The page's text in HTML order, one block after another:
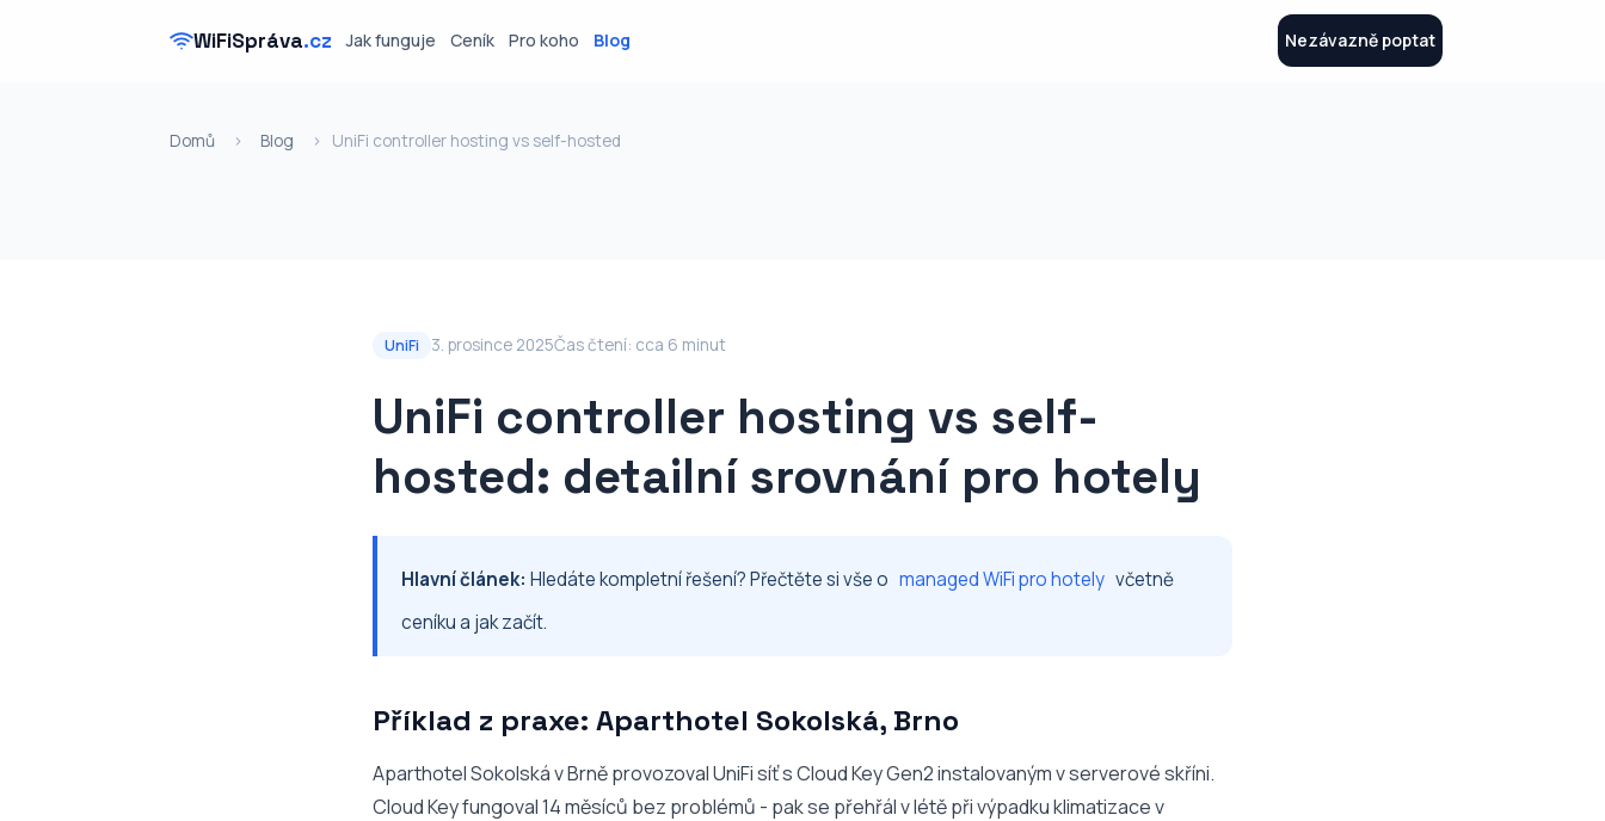
WiFiSpráva.cz Jak funguje Ceník Pro koho Blog Nezávazně poptat
Domů › Blog › UniFi controller hosting vs self-hosted
UniFi 3. prosince 2025Čas čtení: cca 6 minut
UniFi controller hosting vs self-
hosted: detailní srovnání pro hotely
Hlavní článek: Hledáte kompletní řešení? Přečtěte si vše o managed WiFi pro hotely včetně
ceníku a jak začít.
Příklad z praxe: Aparthotel Sokolská, Brno
Aparthotel Sokolská v Brně provozoval UniFi síť s Cloud Key Gen2 instalovaným v serverové skříni.
Cloud Key fungoval 14 měsíců bez problémů - pak se přehřál v létě při výpadku klimatizace v